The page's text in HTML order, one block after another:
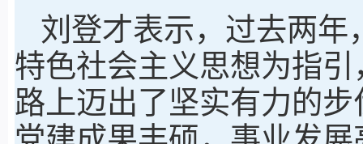
刘登才表示，过去两年
特色社会主义思想为指
路上迈出了坚实有力的